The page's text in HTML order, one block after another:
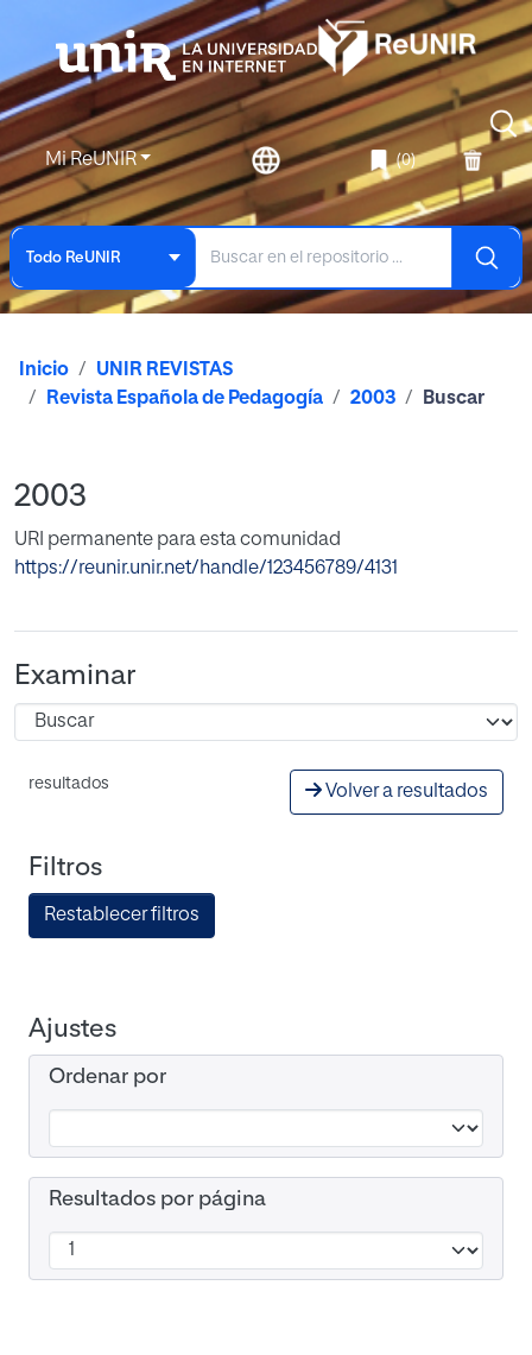
Mi ReUNIR (0)
Todo ReUNIR
Inicio
UNIR REVISTAS
Revista Española de Pedagogía
2003 Buscar
2003
URI permanente para esta comunidad
https://reunir.unir.net/handle/123456789/4131
Examinar
resultados Volver a resultados
Filtros
Restablecer filtros
Ajustes
Ordenar por
Resultados por página